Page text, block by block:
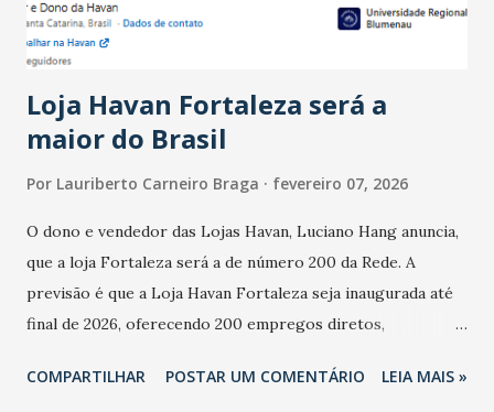
do observado no mês anterior. Outros 1% não existiam em
novembro. Em relação a outubro, o faturamento também
cresceu. De acordo com a pesquisa, 44% dos n...
Loja Havan Fortaleza será a
maior do Brasil
Por Lauriberto Carneiro Braga fevereiro 07, 2026
O dono e vendedor das Lojas Havan, Luciano Hang anuncia,
que a loja Fortaleza será a de número 200 da Rede. A
previsão é que a Loja Havan Fortaleza seja inaugurada até
final de 2026, oferecendo 200 empregos diretos,
Havan Fortaleza ainda não foi anunciada oficialmente, mas
COMPARTILHAR POSTAR UM COMENTÁRIO LEIA MAIS »